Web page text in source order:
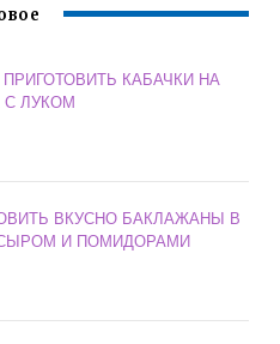
КАБАЧКИ НА
ЛУКОМ
ВКУСНО БАКЛАЖАНЫ В
И ПОМИДОРАМИ